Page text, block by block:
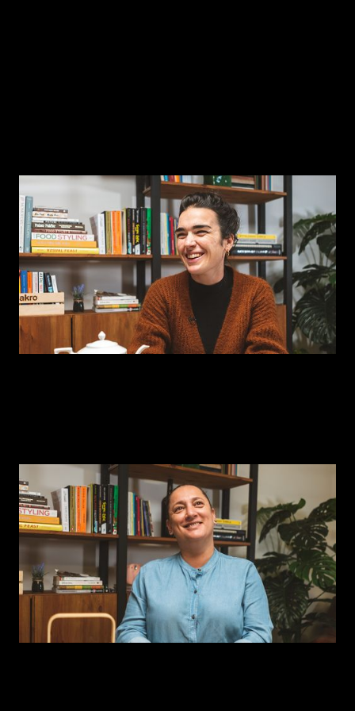
Episódio 5
Aurora Goy — liderança feminista, a
gentileza e o fim do patriarcado
Episódio 6
Lídia Brás — tradição e história, alimentos
da memória coletiva